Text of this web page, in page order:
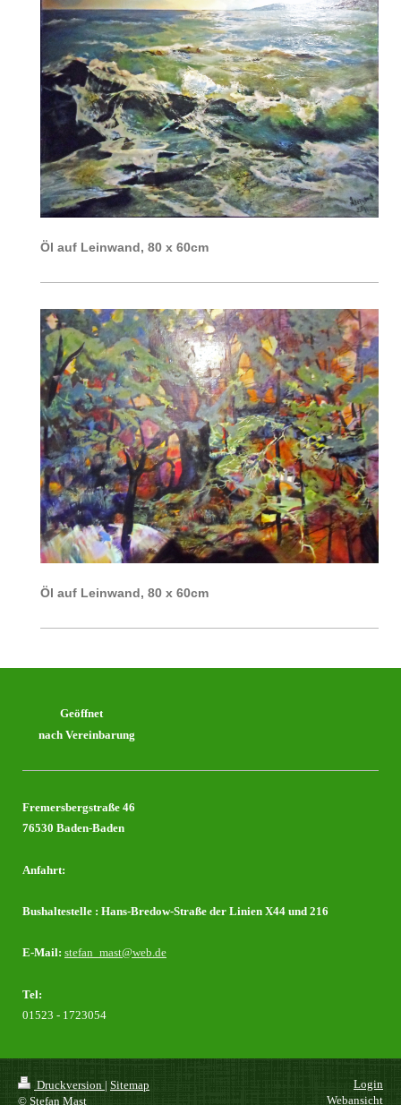
Öl auf Leinwand, 80 x 60cm
Öl auf Leinwand, 80 x 60cm
Geöffnet
nach Vereinbarung
Fremersbergstraße 46
76530 Baden-Baden
Anfahrt:
Bushaltestelle : Hans-Bredow-Straße der Linien X44 und 216
E-Mail: stefan_mast@web.de
Tel:
01523 - 1723054
Druckversion | Sitemap
© Stefan Mast
Login
Webansicht